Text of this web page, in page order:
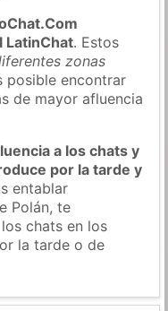
LatinChat. Estos
zonas
posible encontrar
de mayor afluencia
a los chats y
por la tarde y
entablar
Polán, te
chats en los
la tarde o de